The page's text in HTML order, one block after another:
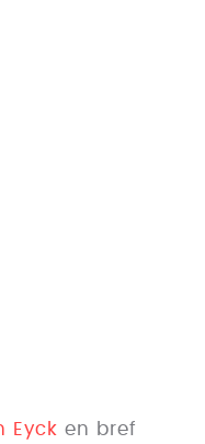
Eyck en bref